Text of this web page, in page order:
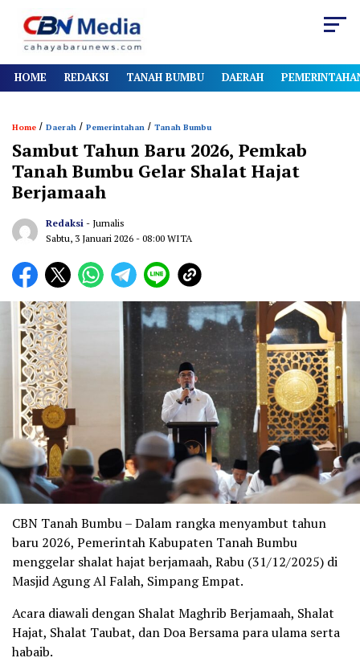
HOME REDAKSI TANAH BUMBU DAERAH
Home / Daerah / Pemerintahan / Tanah Bumbu
Sambut Tahun Baru 2026, Pemkab
Tanah Bumbu Gelar Shalat Hajat
Berjamaah
Redaksi - Jurnalis
Sabtu, 3 Januari 2026 - 08:00 WITA
CBN Tanah Bumbu – Dalam rangka menyambut tahun
baru 2026, Pemerintah Kabupaten Tanah Bumbu
menggelar shalat hajat berjamaah, Rabu (31/12/2025) di
Masjid Agung Al Falah, Simpang Empat.
Acara diawali dengan Shalat Maghrib Berjamaah, Shalat
Hajat, Shalat Taubat, dan Doa Bersama para ulama serta
habaib.